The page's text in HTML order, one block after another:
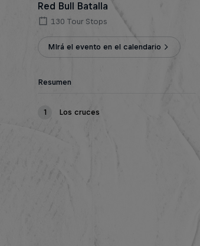
Red Bull Batalla
130 Tour Stops
MIrá el evento en el calendario
Resumen
1 Los cruces